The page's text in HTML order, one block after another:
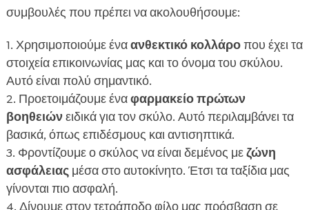
συμβουλές που πρέπει να ακολουθήσουμε:
Χρησιμοποιούμε έναανθεκτικό κολλάροπου έχει τα
στοιχεία επικοινωνίας μας και το όνομα του σκύλου.
Αυτό είναι πολύ σημαντικό.
Προετοιμάζουμε έναφαρμακείο πρώτων
βοηθειώνειδικά για τον σκύλο. Αυτό περιλαμβάνει τα
βασικά, όπως επιδέσμους και αντισηπτικά.
Φροντίζουμε ο σκύλος να είναι δεμένος μεζώνη
ασφάλειαςμέσα στο αυτοκίνητο. Έτσι τα ταξίδια μας
γίνονται πιο ασφαλή.
Δίνουμε στον τετράποδο φίλο μας πρόσβαση σε